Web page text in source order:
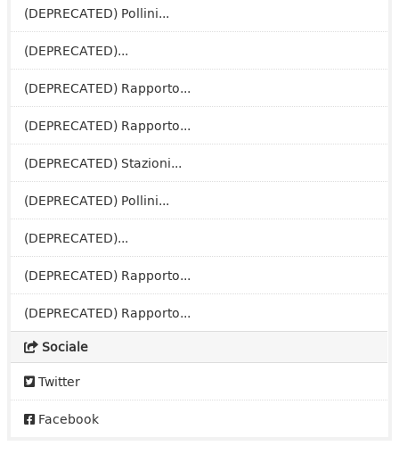
(DEPRECATED) Pollini...
(DEPRECATED)...
(DEPRECATED) Rapporto...
(DEPRECATED) Rapporto...
(DEPRECATED) Stazioni...
(DEPRECATED) Pollini...
(DEPRECATED)...
(DEPRECATED) Rapporto...
(DEPRECATED) Rapporto...
Sociale
Twitter
Facebook